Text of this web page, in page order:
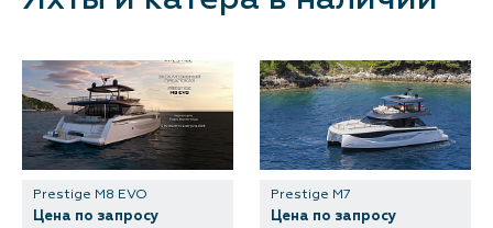
Prestige M8 EVO
Цена по запросу
Prestige M7
Цена по запросу